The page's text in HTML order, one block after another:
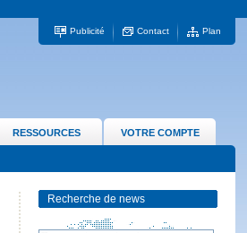
Publicité Contact Plan
RESSOURCES VOTRE COMPTE
Recherche de news